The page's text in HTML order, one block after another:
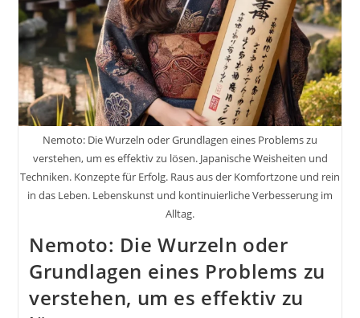
Nemoto: Die Wurzeln oder Grundlagen eines Problems zu
verstehen, um es effektiv zu lösen. Japanische Weisheiten und
Techniken. Konzepte für Erfolg. Raus aus der Komfortzone und rein
in das Leben. Lebenskunst und kontinuierliche Verbesserung im
Alltag.
Nemoto: Die Wurzeln oder
Grundlagen eines Problems zu
verstehen, um es effektiv zu